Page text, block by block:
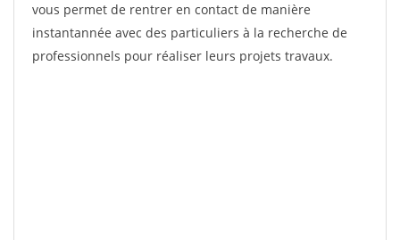
vous permet de rentrer en contact de manière
instantannée avec des particuliers à la recherche de
professionnels pour réaliser leurs projets travaux.